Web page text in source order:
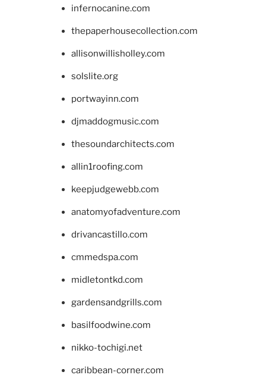
infernocanine.com
thepaperhousecollection.com
allisonwillisholley.com
solslite.org
portwayinn.com
djmaddogmusic.com
thesoundarchitects.com
allin1roofing.com
keepjudgewebb.com
anatomyofadventure.com
drivancastillo.com
cmmedspa.com
midletontkd.com
gardensandgrills.com
basilfoodwine.com
nikko-tochigi.net
caribbean-corner.com